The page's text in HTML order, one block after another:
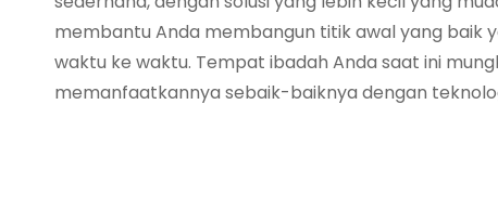
membantu Anda membangun titik awal yang baik
waktu ke waktu. Tempat ibadah Anda saat ini
memanfaatkannya sebaik-baiknya dengan